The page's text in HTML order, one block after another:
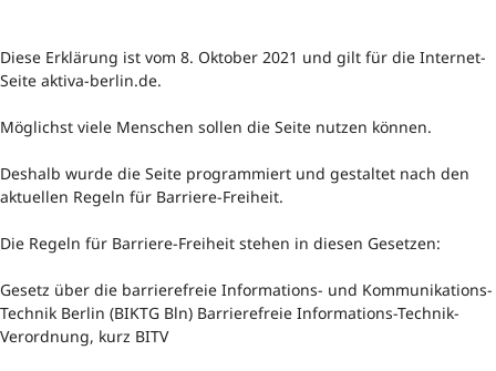
Diese Erklärung ist vom 8. Oktober 2021 und gilt für die Internet-
Seite aktiva-berlin.de.
Möglichst viele Menschen sollen die Seite nutzen können.
Deshalb wurde die Seite programmiert und gestaltet nach den
aktuellen Regeln für Barriere-Freiheit.
Die Regeln für Barriere-Freiheit stehen in diesen Gesetzen:
Gesetz über die barrierefreie Informations- und Kommunikations-
Technik Berlin (BIKTG Bln) Barrierefreie Informations-Technik-
Verordnung, kurz BITV